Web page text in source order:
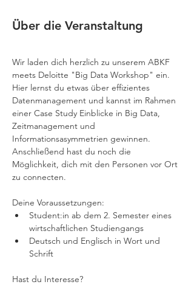
Über die Veranstaltung
Wir laden dich herzlich zu unserem ABKF
meets Deloitte "Big Data Workshop" ein.
Hier lernst du etwas über effizientes
Datenmanagement und kannst im Rahmen
einer Case Study Einblicke in Big Data,
Zeitmanagement und
Informationsasymmetrien gewinnen.
Anschließend hast du noch die
Möglichkeit, dich mit den Personen vor Ort
zu connecten.
Deine Voraussetzungen:
Student:in ab dem 2. Semester eines
wirtschaftlichen Studiengangs
Deutsch und Englisch in Wort und
Schrift
Hast du Interesse?